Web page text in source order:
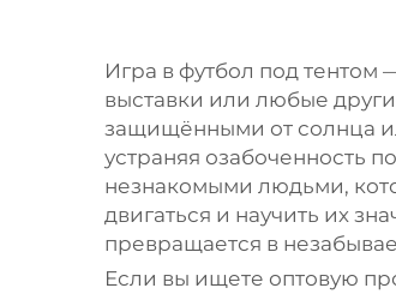
Игра в футбол под тентом
выставки или любые
защищёнными от солнца
устраняя озабоченность
незнакомыми людьми,
двигаться и научить их
превращается в
Если вы ищете оптовую